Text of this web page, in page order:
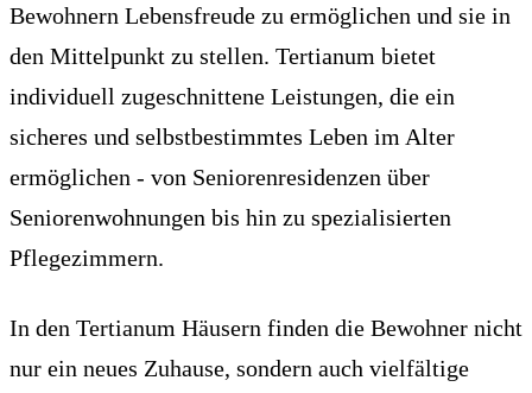
Bewohnern Lebensfreude zu ermöglichen und sie in
den Mittelpunkt zu stellen. Tertianum bietet
individuell zugeschnittene Leistungen, die ein
sicheres und selbstbestimmtes Leben im Alter
ermöglichen - von Seniorenresidenzen über
Seniorenwohnungen bis hin zu spezialisierten
Pflegezimmern.
In den Tertianum Häusern finden die Bewohner nicht
nur ein neues Zuhause, sondern auch vielfältige